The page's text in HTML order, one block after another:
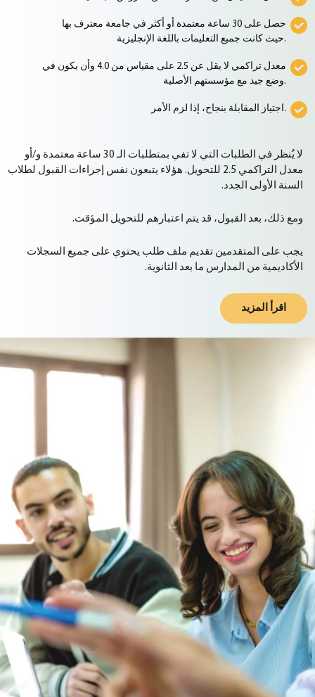
حصل على 30 ساعة معتمدة أو أكثر في جامعة معترف بها
حيث كانت جميع التعليمات باللغة الإنجليزية.
معدل تراكمي لا يقل عن 2.5 على مقياس من 4.0 وأن يكون في
وضع جيد مع مؤسستهم الأصلية.
اجتياز المقابلة بنجاح، إذا لزم الأمر.
لا يُنظر في الطلبات التي لا تفي بمتطلبات الـ 30 ساعة معتمدة و/أو
معدل التراكمي 2.5 للتحويل. هؤلاء يتبعون نفس إجراءات القبول لطلاب
السنة الأولى الجدد.
ومع ذلك، بعد القبول، قد يتم اعتبارهم للتحويل المؤقت.
يجب على المتقدمين تقديم ملف طلب يحتوي على جميع السجلات
الأكاديمية من المدارس ما بعد الثانوية.
اقرأ المزيد